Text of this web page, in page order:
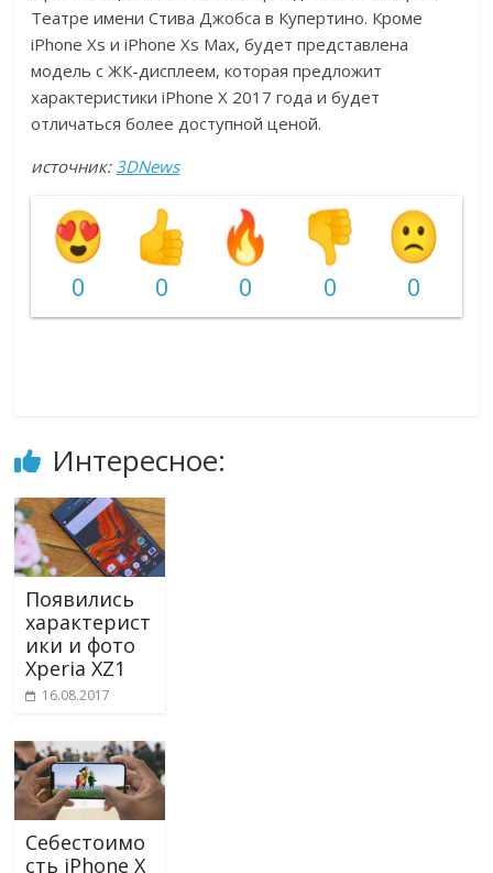
Театре имени Стива Джобса в Купертино. Кроме
iPhone Xs и iPhone Xs Max, будет представлена
модель с ЖК-дисплеем, которая предложит
характеристики iPhone X 2017 года и будет
отличаться более доступной ценой.
источник: 3DNews
0 0 0 0 0
Интересное:
Появились
характерист
ики и фото
Xperia XZ1
16.08.2017
Себестоимо
сть iPhone X